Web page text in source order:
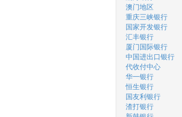
澳门地区
重庆三峡银行
国家开发银行
汇丰银行
厦门国际银行
中国进出口银行
代收付中心
华一银行
恒生银行
国友利银行
渣打银行